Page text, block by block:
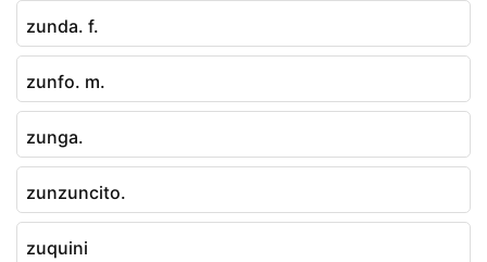
zunda. f.
zunfo. m.
zunga.
zunzuncito.
zuquini